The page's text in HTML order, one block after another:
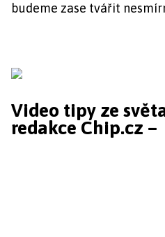
budeme zase tvářit
Video tipy ze
redakce Chip.cz –